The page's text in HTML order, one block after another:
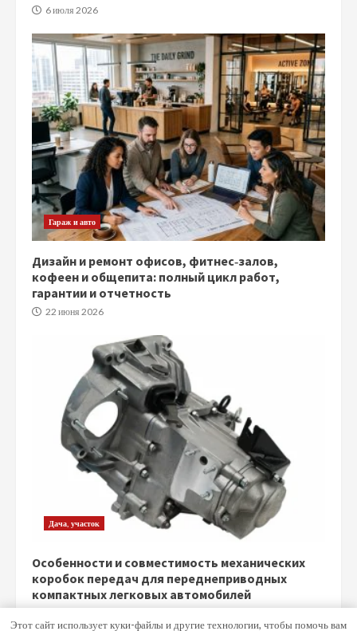
6 июля 2026
Гараж и авто
Дизайн и ремонт офисов, фитнес‑залов,
кофеен и общепита: полный цикл работ,
гарантии и отчетность
22 июня 2026
Дача, участок
Особенности и совместимость механических
коробок передач для переднеприводных
компактных легковых автомобилей
Этот сайт использует куки-файлы и другие технологии, чтобы помочь вам